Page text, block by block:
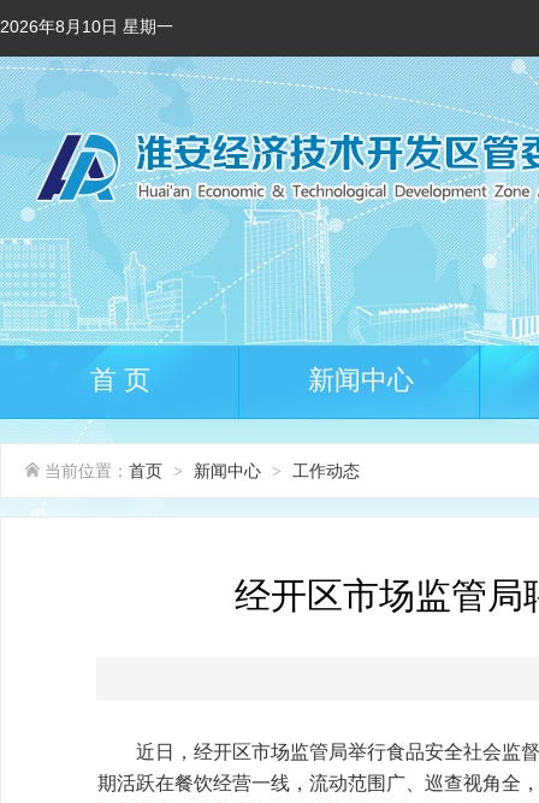
2026年8月10日 星期一
首 页 新闻中心
当前位置： 首页 > 新闻中心 > 工作动态
经开区市场监管局
近日，经开区市场监管局举行食品安全社会监
期活跃在餐饮经营一线，流动范围广、巡查视角全